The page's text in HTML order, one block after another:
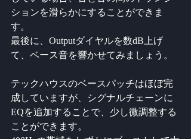
ションを滑らかにすることができま
す。
最後に、Outputダイヤルを数dB上げ
て、ベース音を響かせてみましょう。
テックハウスのベースパッチはほぼ完
成していますが、シグナルチェーンに
EQを追加することで、少し微調整する
ことができます。